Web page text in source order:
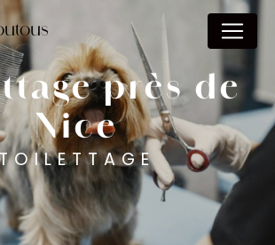
près de
Nice
des cookies